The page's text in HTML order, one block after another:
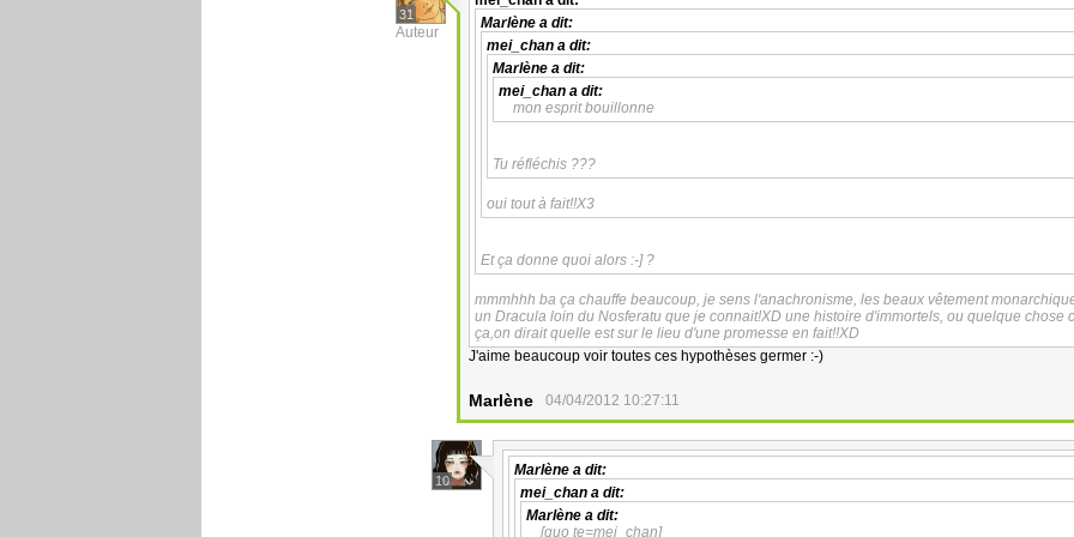
31
Auteur
Marlène a dit:
mei_chan a dit:
Marlène a dit:
mei_chan a dit:
mon esprit bouillonne
Tu réfléchis ???
oui tout à fait!!X3
Et ça donne quoi alors :-] ?
mmmhhh ba ça chauffe beaucoup, je sens l'anachronisme, les beaux vêtement
un Dracula loin du Nosferatu que je connait!XD une histoire d'immortels, ou quelque chose
ça,on dirait quelle est sur le lieu d'une promesse en fait!!XD
J'aime beaucoup voir toutes ces hypothèses germer :-)
Marlène 04/04/2012 10:27:11
10
Marlène a dit:
mei_chan a dit:
Marlène a dit:
[quo te=mei_chan]